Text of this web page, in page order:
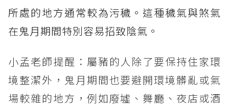
所處的地方通常較為污穢。這種穢氣與煞氣
在鬼月期間特別容易招致陰氣。
小孟老師提醒：屬豬的人除了要保持住家環
境整潔外，鬼月期間也要避開環境髒亂或氣
場較雜的地方，例如廢墟、舞廳、夜店或酒